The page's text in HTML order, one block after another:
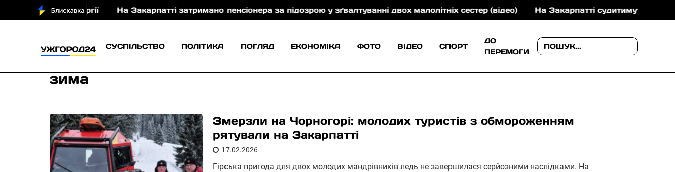
На Закарпатті затримано пенсіонера за підозрою у зґвалтуванні двох малолітніх сестер (відео) На Закарпатті судитимуть учасників
СУСПІЛЬСТВО ПОЛІТИКА ПОГЛЯД ЕКОНОМІКА ФОТО ВІДЕО СПОРТ
ДО
ПЕРЕМОГИ
зима
Змерзли на Чорногорі: молодих туристів з обмороженням
рятували на Закарпатті
17.02.2026
Гірська пригода для двох молодих мандрівників ледь не завершилася серйозними наслідками. На